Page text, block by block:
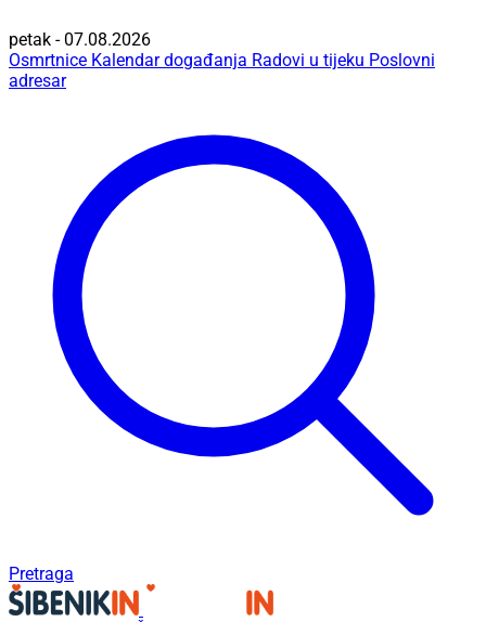
petak - 07.08.2026
Osmrtnice Kalendar događanja Radovi u tijeku Poslovni
adresar
Pretraga